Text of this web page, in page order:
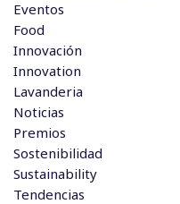
Eventos
Food
Innovación
Innovation
Lavanderia
Noticias
Premios
Sostenibilidad
Sustainability
Tendencias